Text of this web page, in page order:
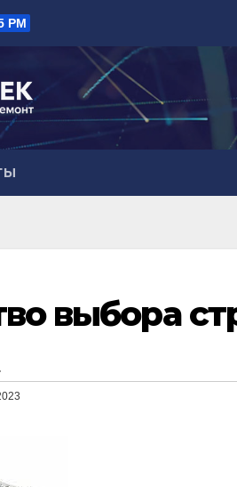
PM
выбора